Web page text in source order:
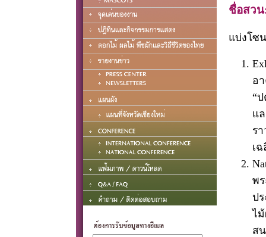
ชื่อสวน
แบ่งโซ
อ
“
แ
ร
เ
พ
ป
ไ
ส